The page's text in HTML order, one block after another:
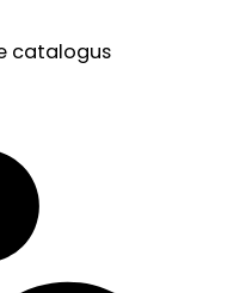
catalogus